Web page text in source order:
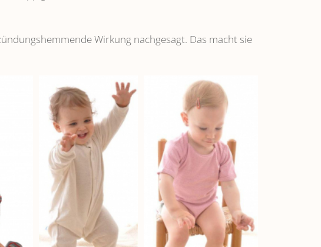
Wirkung nachgesagt. Das macht sie